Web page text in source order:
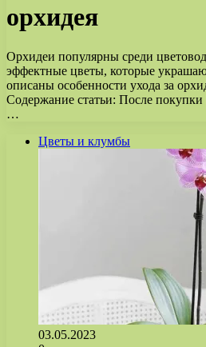
орхидея
Орхидеи популярны среди
эффектные цветы, которые
описаны особенности ухода за
Содержание статьи: После покупки
…
Цветы и клумбы
03.05.2023